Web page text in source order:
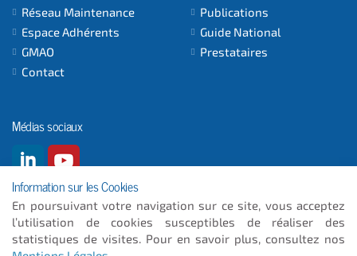
Réseau Maintenance
Publications
Espace Adhérents
Guide National
GMAO
Prestataires
Contact
Médias sociaux
© 2026 - ICC INFORMATIQUE
Information sur les Cookies
En poursuivant votre navigation sur ce site, vous acceptez
l’utilisation de cookies susceptibles de réaliser des
statistiques de visites. Pour en savoir plus, consultez nos